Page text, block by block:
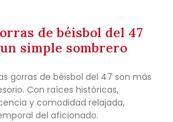
de béisbol del 47
simple sombrero
gorras de béisbol del 47 son más
Con raíces históricas,
y comodidad relajada,
del aficionado.